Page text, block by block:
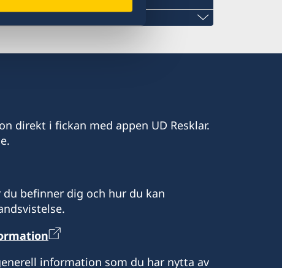
tisdagar och torsdagar från 9:00 till
direkt i fickan med appen UD Resklar.
befinner dig och hur du kan
information som du har nytta av